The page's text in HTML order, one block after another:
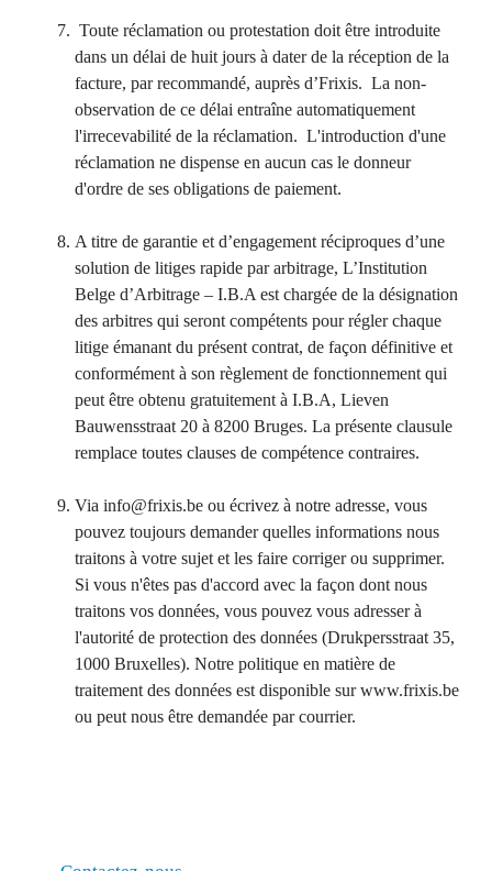
Toute réclamation ou protestation doit être introduite
dans un délai de huit jours à dater de la réception de la
facture, par recommandé, auprès d’Frixis. La non-
observation de ce délai entraîne automatiquement
l'irrecevabilité de la réclamation. L'introduction d'une
réclamation ne dispense en aucun cas le donneur
d'ordre de ses obligations de paiement.
A titre de garantie et d’engagement réciproques d’une
solution de litiges rapide par arbitrage, L’Institution
Belge d’Arbitrage – I.B.A est chargée de la désignation
des arbitres qui seront compétents pour régler chaque
litige émanant du présent contrat, de façon définitive et
conformément à son règlement de fonctionnement qui
peut être obtenu gratuitement à I.B.A, Lieven
Bauwensstraat 20 à 8200 Bruges. La présente clausule
remplace toutes clauses de compétence contraires.
Via info@frixis.be ou écrivez à notre adresse, vous
pouvez toujours demander quelles informations nous
traitons à votre sujet et les faire corriger ou supprimer.
Si vous n'êtes pas d'accord avec la façon dont nous
traitons vos données, vous pouvez vous adresser à
l'autorité de protection des données (Drukpersstraat 35,
1000 Bruxelles). Notre politique en matière de
traitement des données est disponible sur www.frixis.be
ou peut nous être demandée par courrier.